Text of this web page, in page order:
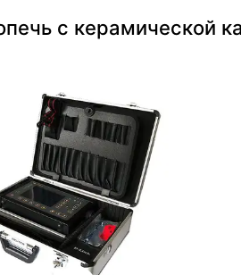
с керамической